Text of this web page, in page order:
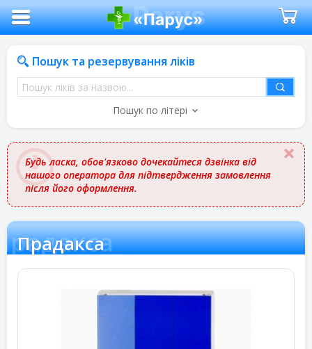
Пошук та резервування ліків
Пошук
ліків
назвою
Пошук по літері
Будь ласка, обов'язково дочекайтеся дзвінка від
нашого оператора для підтвердження замовлення
після його оформлення.
Прадакса